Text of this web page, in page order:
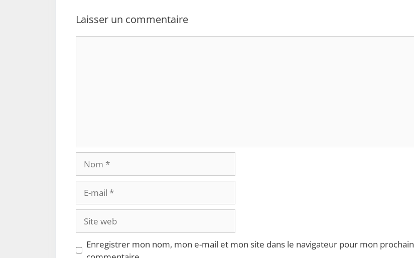
Laisser un commentaire
mail
web
Enregistrer mon nom, mon e-mail et mon site dans le navigateur pour mon prochain